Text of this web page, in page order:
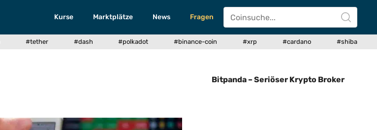
Kurse Marktplätze News Fragen
#tether #dash #polkadot #binance-coin #xrp #cardano #shiba
Bitpanda – Seriöser Krypto Broker